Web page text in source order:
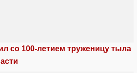
со 100-летием труженицу тыла